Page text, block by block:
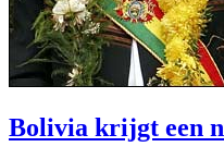
Bolivia krijgt een